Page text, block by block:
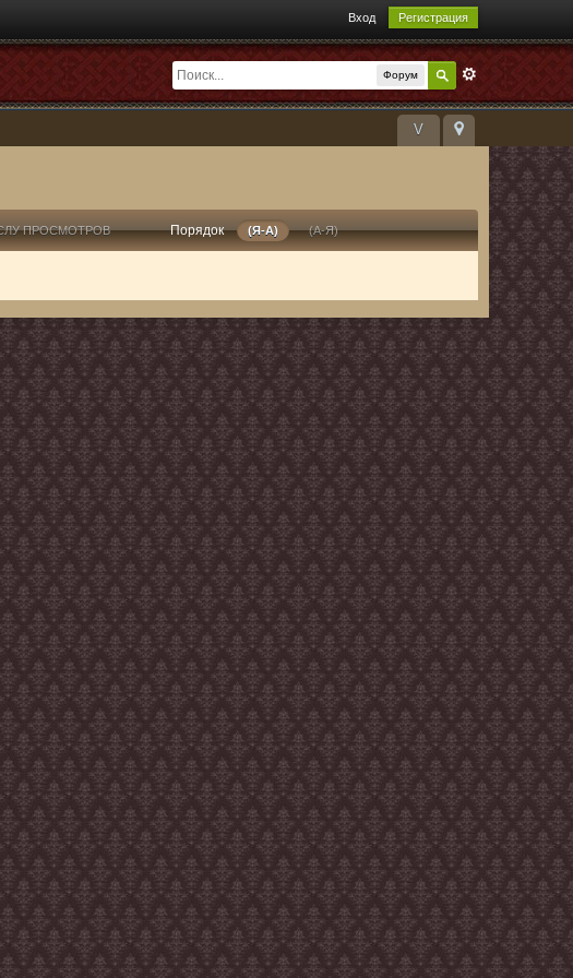
Вход Регистрация
Форум
V
ПРОСМОТРОВ Порядок (Я-А) (А-Я)